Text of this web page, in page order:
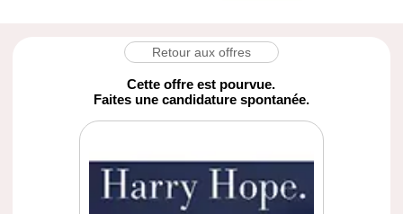
Retour aux offres
Cette offre est pourvue.
Faites une candidature spontanée.